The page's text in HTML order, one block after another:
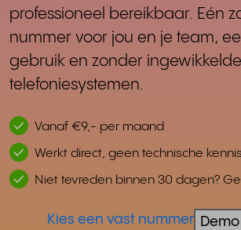
professioneel bereikbaar. Eén
nummer voor jou en je team,
gebruik en zonder ingewikkelde
telefoniesystemen.
Vanaf €9,- per maand
Werkt direct, geen technische
Niet tevreden binnen 30 dagen?
Kies een vast nummer